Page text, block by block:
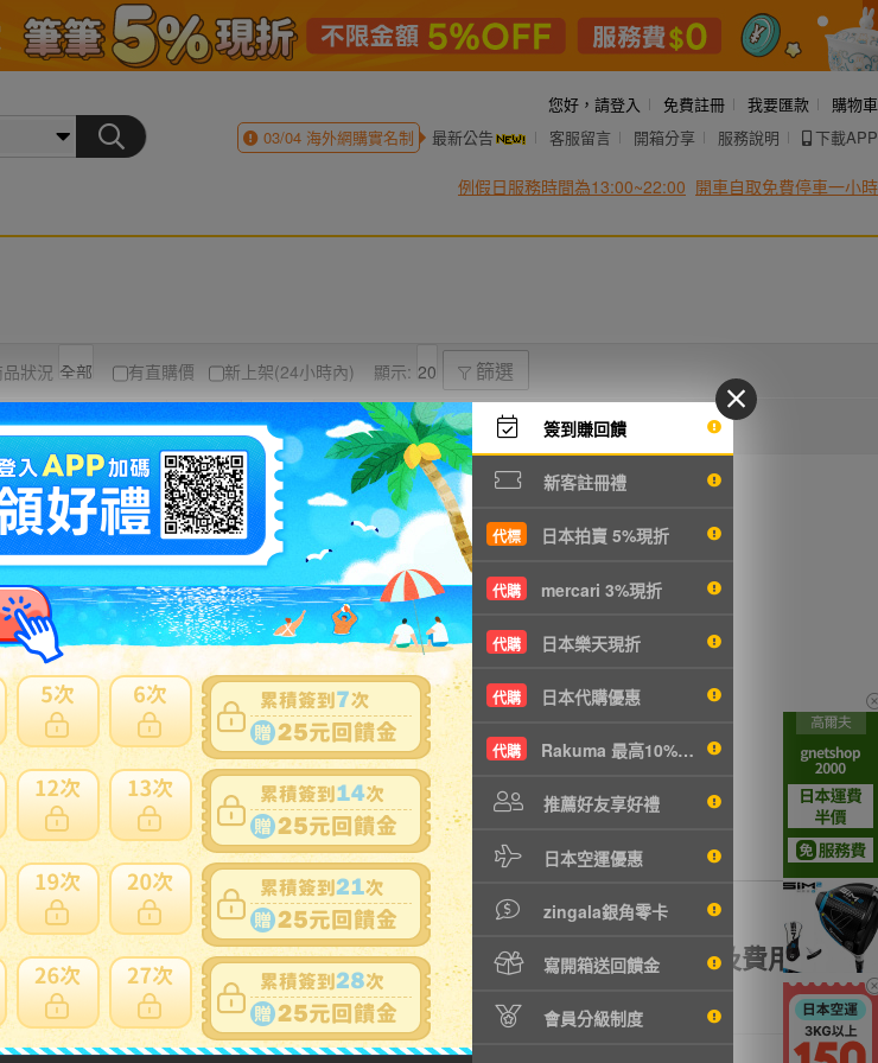
簽到賺回饋
新客註冊禮
代標 日本拍賣 5%現折
代購 mercari 3%現折
代購 日本樂天現折
代購 日本代購優惠
代購 Rakuma 最高10%現折
推薦好友享好禮
日本空運優惠
zingala銀角零卡
寫開箱送回饋金
會員分級制度
您好， 請登入 免費註冊 我要匯款
購物車
03/04海外網購實名制 最新公告 客服留言 開箱分享 服務說明 下載APP
例假日服務時間為13:00~22:00 開車自取免費停車一小時
品狀況 有直購價 新上架(24小時內) 顯示: 篩選
結標時間 圖片 列表
賣家3HHHrz3Pb4f5ff8YUnhxgAWySH8m4沒有商品拍賣
0~0件 / 0件跳至頁
運送損壞全額理賠 全透明資訊及費用